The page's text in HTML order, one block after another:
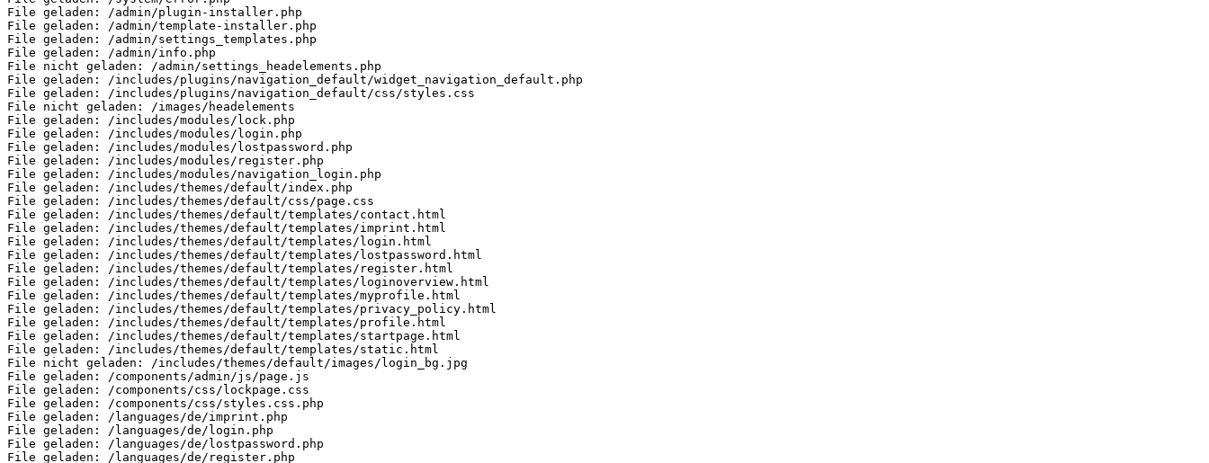
File geladen: /admin/plugin-installer.php
File geladen: /admin/template-installer.php
File geladen: /admin/settings_templates.php
File geladen: /admin/info.php
File nicht geladen: /admin/settings_headelements.php
File geladen: /includes/plugins/navigation_default/widget_navigation_default.php
File geladen: /includes/plugins/navigation_default/css/styles.css
File nicht geladen: /images/headelements
File geladen: /includes/modules/lock.php
File geladen: /includes/modules/login.php
File geladen: /includes/modules/lostpassword.php
File geladen: /includes/modules/register.php
File geladen: /includes/modules/navigation_login.php
File geladen: /includes/themes/default/index.php
File geladen: /includes/themes/default/css/page.css
File geladen: /includes/themes/default/templates/contact.html
File geladen: /includes/themes/default/templates/imprint.html
File geladen: /includes/themes/default/templates/login.html
File geladen: /includes/themes/default/templates/lostpassword.html
File geladen: /includes/themes/default/templates/register.html
File geladen: /includes/themes/default/templates/loginoverview.html
File geladen: /includes/themes/default/templates/myprofile.html
File geladen: /includes/themes/default/templates/privacy_policy.html
File geladen: /includes/themes/default/templates/profile.html
File geladen: /includes/themes/default/templates/startpage.html
File geladen: /includes/themes/default/templates/static.html
File nicht geladen: /includes/themes/default/images/login_bg.jpg
File geladen: /components/admin/js/page.js
File geladen: /components/css/lockpage.css
File geladen: /components/css/styles.css.php
File geladen: /languages/de/imprint.php
File geladen: /languages/de/login.php
File geladen: /languages/de/lostpassword.php
File geladen: /languages/de/register.php